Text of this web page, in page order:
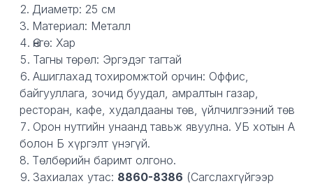
Диаметр: 25 см
Материал: Металл
Өнгө: Хар
Тагны төрөл: Эргэдэг тагтай
Ашиглахад тохиромжтой орчин: Оффис,
байгууллага, зочид буудал, амралтын газар,
ресторан, кафе, худалдааны төв, үйлчилгээний төв
Орон нутгийн унаанд тавьж явуулна. УБ хотын А
болон Б хүргэлт үнэгүй.
Төлбөрийн баримт олгоно.
Захиалах утас: 8860-8386 (Сагслахгүйгээр